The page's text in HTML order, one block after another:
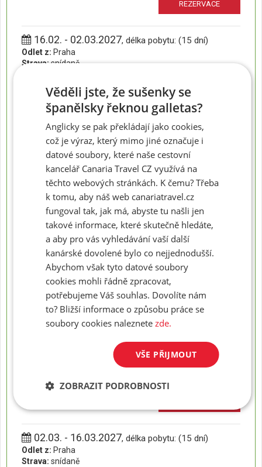
REZERVACE
16.02. - 02.03.2027, délka pobytu: (15 dní)
Odlet z: Praha
Strava:snídaně
Konečná cena za osobu od:
32 900 Kč
REZERVACE
23.02. - 02.03.2027, délka pobytu: (8 dní)
Odlet z:Praha
Možno přeobjednat na:polopenze
Konečná cena za osobu od:23 800Kč
REZERVACE
23.02. - 09.03.2027, délka pobytu: (15 dní)
Odlet z:Praha
Strava: snídaně
Možno přeobjednat na:polopenze
Konečná cena za osobu od:33 900Kč
Konečná cena za osobu od:23 800Kč
02.03. - 16.03.2027, délka pobytu: (15 dní)
Odlet z: Praha
Strava: snídaně
Věděli jste, že sušenky se
španělsky řeknou galletas?
Anglicky se pak překládají jako cookies,
což je výraz, který mimo jiné označuje i
datové soubory, které naše cestovní
kancelář Canaria Travel CZ využívá na
těchto webových stránkách. K čemu? Třeba
k tomu, aby náš web canariatravel.cz
fungoval tak, jak má, abyste tu našli jen
takové informace, které skutečně hledáte,
a aby pro vás vyhledávání vaší další
kanárské dovolené bylo co nejjednodušší.
Abychom však tyto datové soubory
cookies mohli řádně zpracovat,
potřebujeme Váš souhlas. Dovolíte nám
to? Bližší informace o způsobu práce se
soubory cookies naleznete zde.
VŠE PŘIJMOUT
ZOBRAZIT PODROBNOSTI